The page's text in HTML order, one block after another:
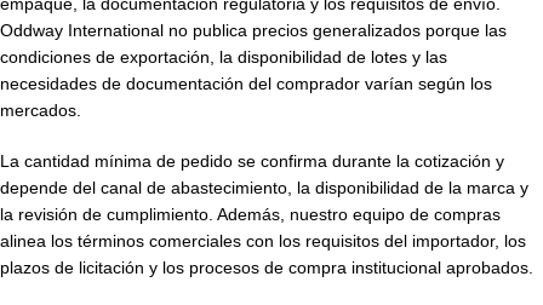
Oddway International no publica precios generalizados porque las
condiciones de exportación, la disponibilidad de lotes y las
necesidades de documentación del comprador varían según los
mercados.
La cantidad mínima de pedido se confirma durante la cotización y
depende del canal de abastecimiento, la disponibilidad de la marca y
la revisión de cumplimiento. Además, nuestro equipo de compras
alinea los términos comerciales con los requisitos del importador, los
plazos de licitación y los procesos de compra institucional aprobados.